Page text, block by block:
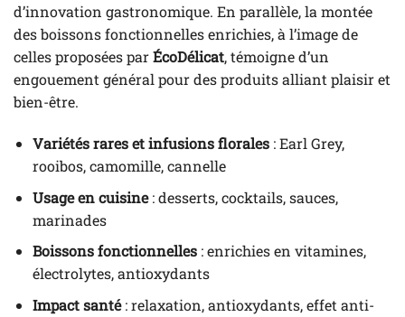
d’innovation gastronomique. En parallèle, la montée
des boissons fonctionnelles enrichies, à l’image de
celles proposées parÉcoDélicat, témoigne d’un
engouement général pour des produits alliant plaisir et
bien-être.
Variétés rares et infusions florales: Earl Grey,
rooibos, camomille, cannelle
Usage en cuisine: desserts, cocktails, sauces,
marinades
Boissons fonctionnelles: enrichies en vitamines,
électrolytes, antioxydants
Impact santé: relaxation, antioxydants, effet anti-